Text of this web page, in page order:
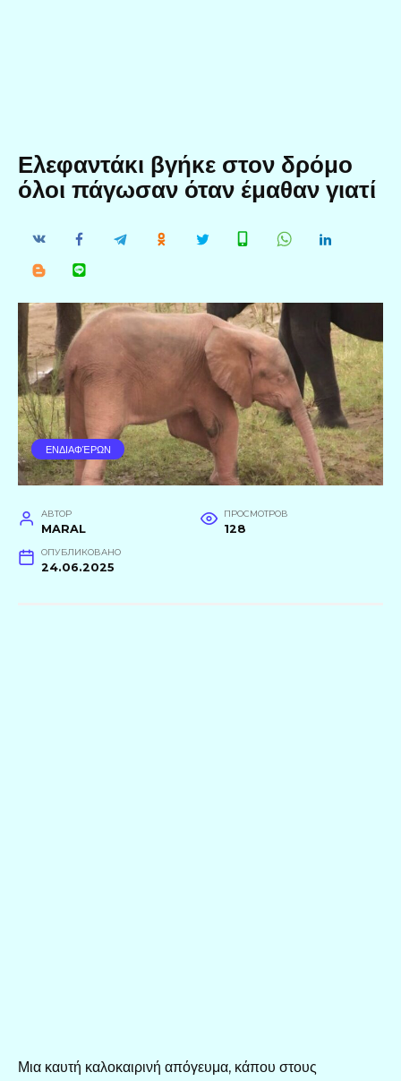
Ελεφαντάκι βγήκε στον δρόμο
όλοι πάγωσαν όταν έμαθαν γιατί
ΕΝΔΙΑΦΈΡΩΝ
АВТОР
MARAL
ПРОСМОТРОВ
128
ОПУБЛИКОВАНО
24.06.2025
Μια καυτή καλοκαιρινή απόγευμα, κάπου στους